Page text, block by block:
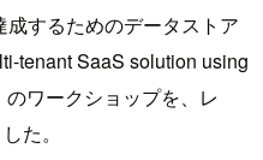
するためのデータストア
tenant SaaS solution using
ワークショップを、レ
た。